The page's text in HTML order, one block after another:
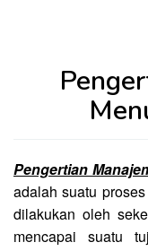
Pengertian
adalah suatu
dilakukan oleh
mencapai suatu